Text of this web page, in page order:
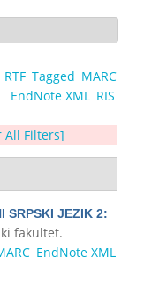
RTF Tagged MARC
EndNote XML
RIS
All Filters]
SRPSKI JEZIK 2:
fakultet.
EndNote XML